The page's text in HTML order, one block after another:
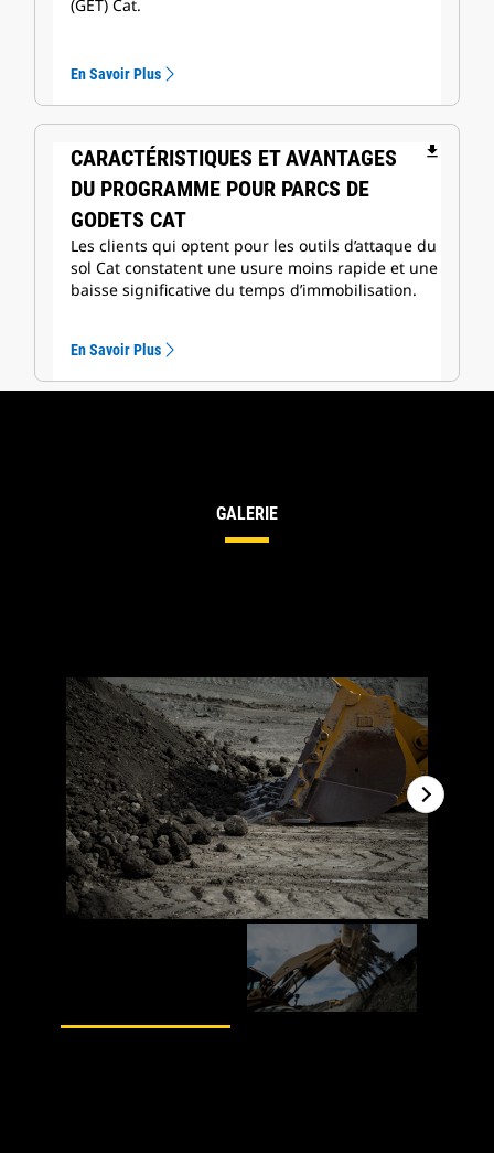
(GET) Cat.
En Savoir Plus
CARACTÉRISTIQUES ET AVANTAGES
DU PROGRAMME POUR PARCS DE
GODETS CAT
file_download
Les clients qui optent pour les outils d’attaque du
sol Cat constatent une usure moins rapide et une
baisse significative du temps d’immobilisation.
En Savoir Plus
GALERIE